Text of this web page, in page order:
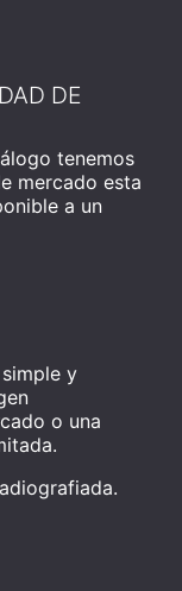
DE
tenemos
mercado esta
a un
y
o una